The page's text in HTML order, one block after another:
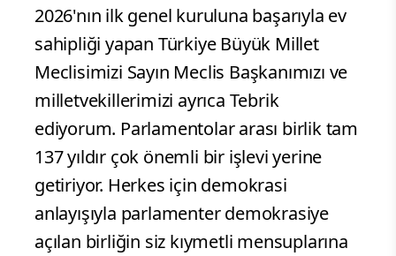
2026'nın ilk genel kuruluna başarıyla ev
sahipliği yapan Türkiye Büyük Millet
Meclisimizi Sayın Meclis Başkanımızı ve
milletvekillerimizi ayrıca Tebrik
ediyorum. Parlamentolar arası birlik tam
137 yıldır çok önemli bir işlevi yerine
getiriyor. Herkes için demokrasi
anlayışıyla parlamenter demokrasiye
açılan birliğin siz kıymetli mensuplarına